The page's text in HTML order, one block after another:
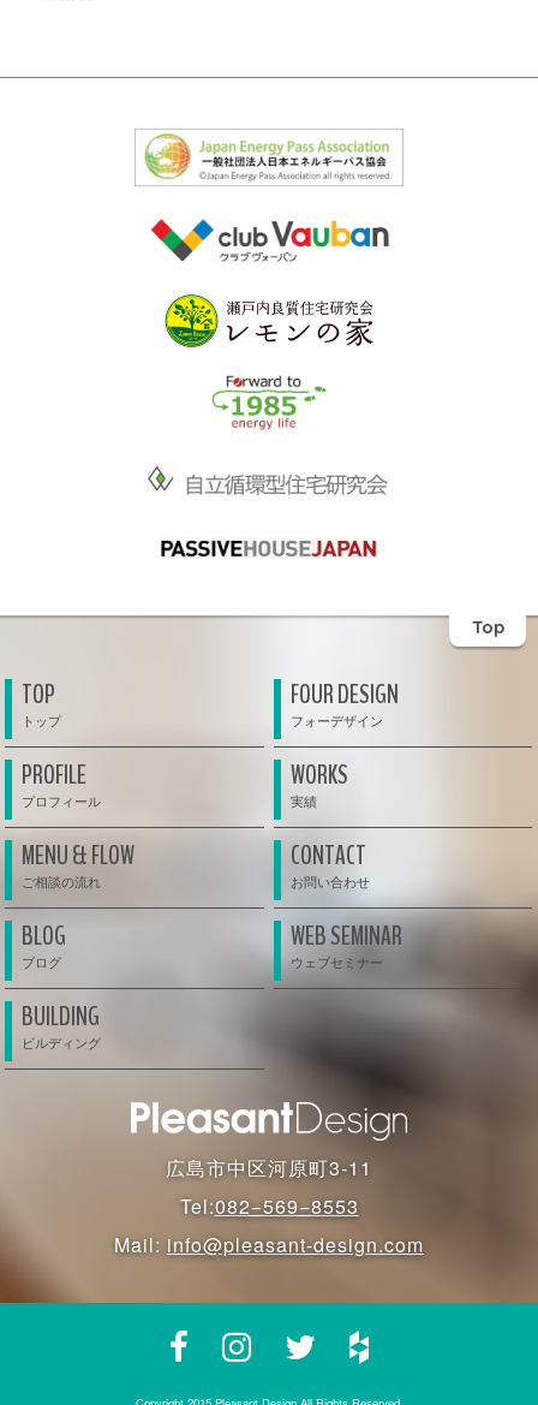
Top
TOP FOUR DESIGN
PROFILE WORKS
MENU & FLOW CONTACT
BLOG WEB SEMINAR
BUILDING
広島市中区河原町3-11
Tel:082−569−8553
Mail: info@pleasant-design.com